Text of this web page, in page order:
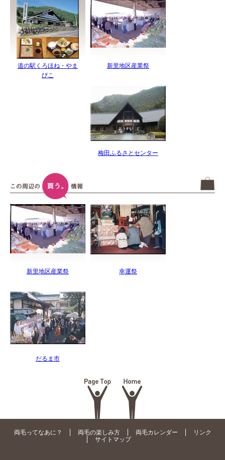
道の駅くろほね・やま
びこ
新里地区産業祭
梅田ふるさとセンター
新里地区産業祭 幸運祭
だるま市
両毛ってなあに？ 両毛の楽しみ方 両毛カレンダー
リンク
サイトマップ